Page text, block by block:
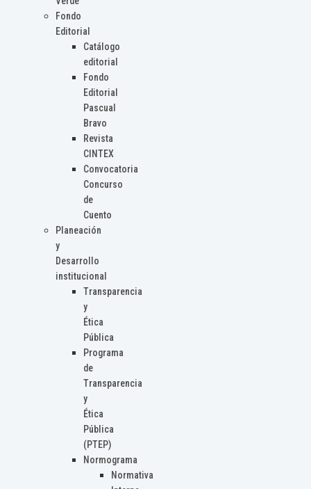
Fondo
Editorial
Catálogo
editorial
Fondo
Editorial
Pascual
Bravo
Revista
CINTEX
Convocatoria
Concurso
de
Cuento
Planeación
y
Desarrollo
institucional
Transparencia
y
Ética
Pública
Programa
de
Transparencia
y
Ética
Pública
(PTEP)
Normograma
Normativa